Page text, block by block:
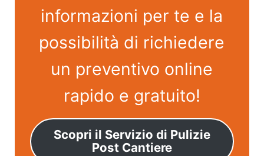
informazioni per te e la
possibilità di richiedere
un preventivo online
rapido e gratuito!
Scopri il Servizio di Pulizie
Post Cantiere